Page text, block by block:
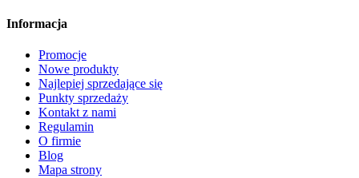
Informacja
Promocje
Nowe produkty
Najlepiej sprzedające się
Punkty sprzedaży
Kontakt z nami
Regulamin
O firmie
Blog
Mapa strony